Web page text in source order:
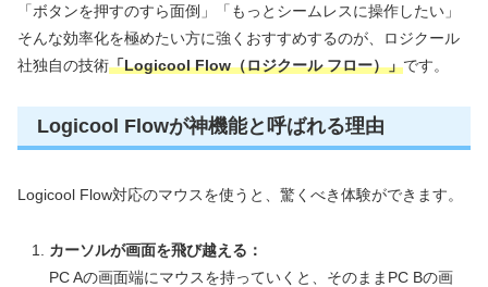
「ボタンを押すのすら面倒」「もっとシームレスに操作したい」
そんな効率化を極めたい方に強くおすすめするのが、ロジクール
社独自の技術「Logicool Flow（ロジクール フロー）」です。
Logicool Flowが神機能と呼ばれる理由
Logicool Flow対応のマウスを使うと、驚くべき体験ができます。
カーソルが画面を飛び越える：
PC Aの画面端にマウスを持っていくと、そのままPC Bの画